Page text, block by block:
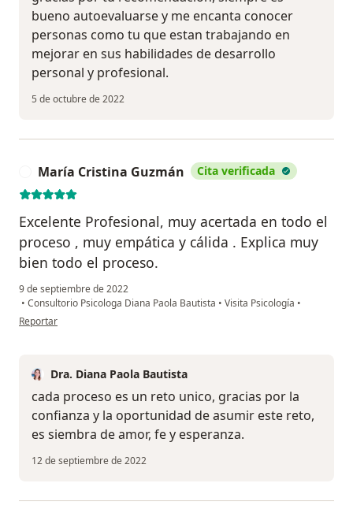
bueno autoevaluarse y me encanta conocer
personas como tu que estan trabajando en
mejorar en sus habilidades de desarrollo
personal y profesional.
5 de octubre de 2022
María Cristina Guzmán Cita verificada
Excelente Profesional, muy acertada en todo el
proceso , muy empática y cálida . Explica muy
bien todo el proceso.
9 de septiembre de 2022
• Consultorio Psicologa Diana Paola Bautista • Visita Psicología •
en opinión del usuario María Cristina Guzmán
Reportar
Dra. Diana Paola Bautista
cada proceso es un reto unico, gracias por la
confianza y la oportunidad de asumir este reto,
es siembra de amor, fe y esperanza.
12 de septiembre de 2022